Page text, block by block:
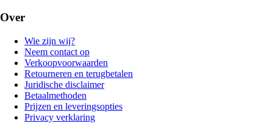
Over
Wie zijn wij?
Neem contact op
Verkoopvoorwaarden
Retourneren en terugbetalen
Juridische disclaimer
Betaalmethoden
Prijzen en leveringsopties
Privacy verklaring